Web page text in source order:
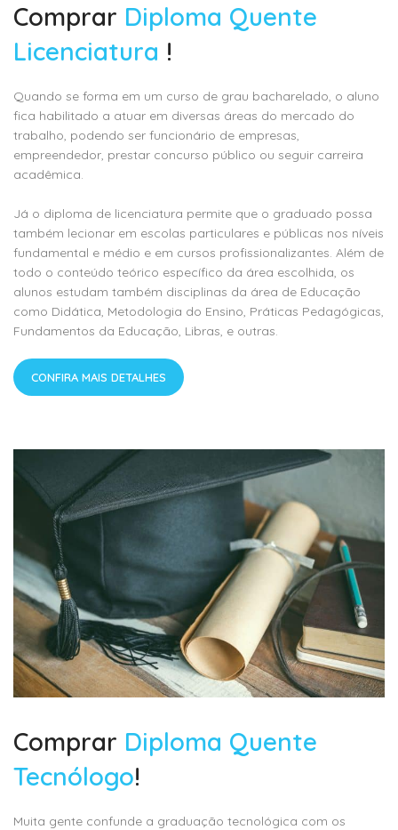
Comprar Diploma Quente
Licenciatura !
Quando se forma em um curso de grau bacharelado, o aluno
fica habilitado a atuar em diversas áreas do mercado do
trabalho, podendo ser funcionário de empresas,
empreendedor, prestar concurso público ou seguir carreira
acadêmica.
Já o diploma de licenciatura permite que o graduado possa
também lecionar em escolas particulares e públicas nos níveis
fundamental e médio e em cursos profissionalizantes. Além de
todo o conteúdo teórico específico da área escolhida, os
alunos estudam também disciplinas da área de Educação
como Didática, Metodologia do Ensino, Práticas Pedagógicas,
Fundamentos da Educação, Libras, e outras.
CONFIRA MAIS DETALHES
Comprar Diploma Quente
Tecnólogo!
Muita gente confunde a graduação tecnológica com os